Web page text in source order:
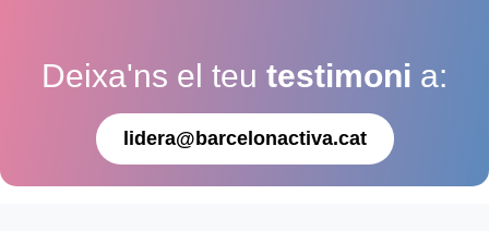
Deixa'ns el teu testimoni a:
lidera@barcelonactiva.cat